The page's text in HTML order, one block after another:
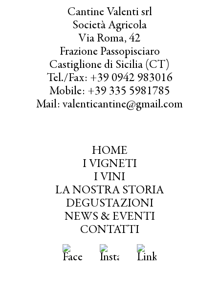
Cantine Valenti srl
Società Agricola
Via Roma, 42
Frazione Passopisciaro
Castiglione di Sicilia (CT)
Tel./Fax: +39 0942 983016
Mobile: +39 335 5981785
Mail: valenticantine@gmail.com
HOME
I VIGNETI
I VINI
LA NOSTRA STORIA
DEGUSTAZIONI
NEWS & EVENTI
CONTATTI